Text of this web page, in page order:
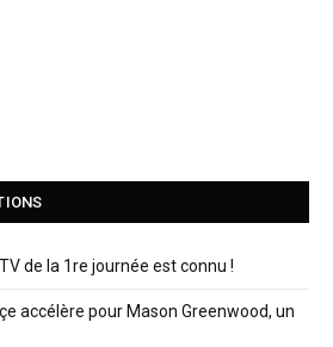
de la 1re journée est connu !
accélère pour Mason Greenwood, un